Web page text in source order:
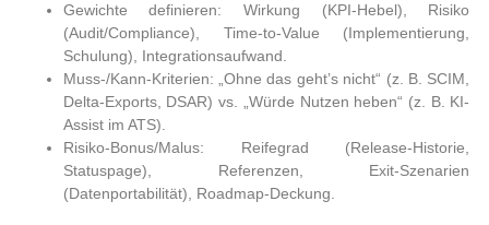
Gewichte definieren: Wirkung (KPI-Hebel), Risiko
(Audit/Compliance), Time-to-Value (Implementierung,
Schulung), Integrationsaufwand.
Muss-/Kann-Kriterien: „Ohne das geht’s nicht“ (z. B. SCIM,
Delta-Exports, DSAR) vs. „Würde Nutzen heben“ (z. B. KI-
Assist im ATS).
Risiko-Bonus/Malus: Reifegrad (Release-Historie,
Statuspage), Referenzen, Exit-Szenarien
(Datenportabilität), Roadmap-Deckung.